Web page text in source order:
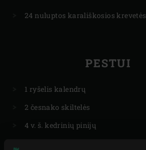
24 nuluptos karališkosios krevetės
PESTUI
1 ryšelis kalendrų
2 česnako skiltelės
4 v. š. kedrinių pinijų